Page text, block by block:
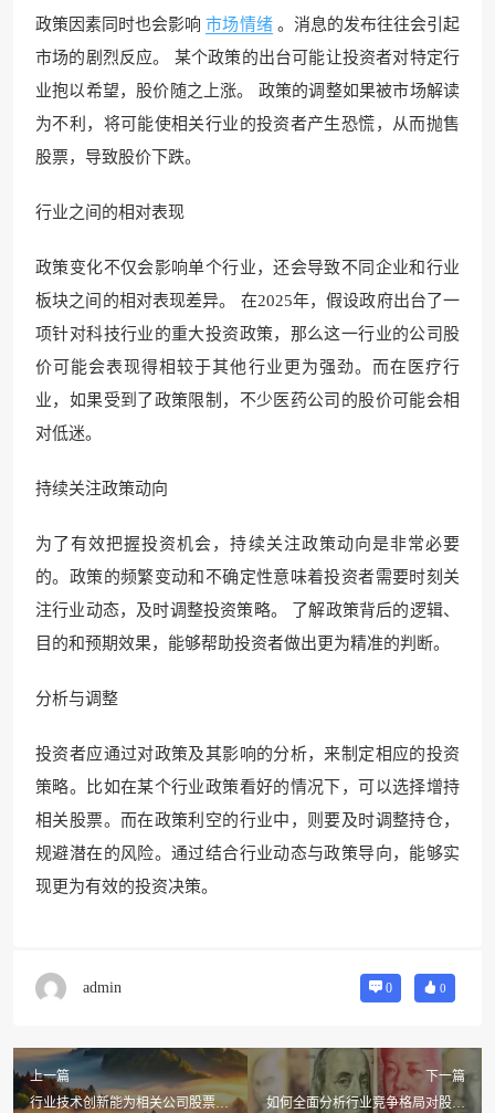
政策因素同时也会影响 市场情绪 。消息的发布往往会引起
市场的剧烈反应。 某个政策的出台可能让投资者对特定行
业抱以希望，股价随之上涨。 政策的调整如果被市场解读
为不利，将可能使相关行业的投资者产生恐慌，从而抛售
股票，导致股价下跌。
行业之间的相对表现
政策变化不仅会影响单个行业，还会导致不同企业和行业
板块之间的相对表现差异。 在2025年，假设政府出台了一
项针对科技行业的重大投资政策，那么这一行业的公司股
价可能会表现得相较于其他行业更为强劲。而在医疗行
业，如果受到了政策限制，不少医药公司的股价可能会相
对低迷。
持续关注政策动向
为了有效把握投资机会，持续关注政策动向是非常必要
的。政策的频繁变动和不确定性意味着投资者需要时刻关
注行业动态，及时调整投资策略。 了解政策背后的逻辑、
目的和预期效果，能够帮助投资者做出更为精准的判断。
分析与调整
投资者应通过对政策及其影响的分析，来制定相应的投资
策略。比如在某个行业政策看好的情况下，可以选择增持
相关股票。而在政策利空的行业中，则要及时调整持仓，
规避潜在的风险。通过结合行业动态与政策导向，能够实
现更为有效的投资决策。
admin 0 0
上一篇
行业技术创新能为相关公司股票注
下一篇
如何全面分析行业竞争格局对股票